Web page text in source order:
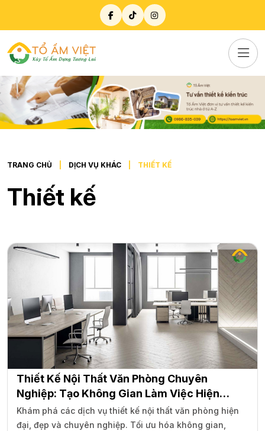
TRANG CHỦ DỊCH VỤ KHÁC THIẾT KẾ
Thiết kế
Thiết Kế Nội Thất Văn Phòng Chuyên
Nghiệp: Tạo Không Gian Làm Việc Hiện
Đại Và Hiệu Quả
Khám phá các dịch vụ thiết kế nội thất văn phòng hiện
đại, đẹp và chuyên nghiệp. Tối ưu hóa không gian,